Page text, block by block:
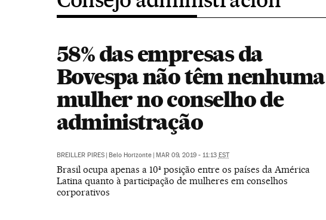
58% das empresas da
Bovespa não têm nenhuma
mulher no conselho de
administração
BREILLER PIRES | Belo Horizonte | MAR 09, 2019 - 11:13 EST
Brasil ocupa apenas a 10ª posição entre os países da América
Latina quanto à participação de mulheres em conselhos
corporativos